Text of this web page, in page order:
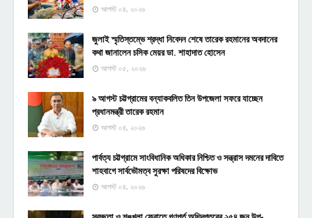
আগস্ট ০৪, ২০২৬
জুলাই স্মৃতিস্তম্ভে শ্রদ্ধা নিবেদন শেষে তারেক রহমানের অবদানের
কথা জানালেন চসিক মেয়র ডা. শাহাদাত হোসেন
আগস্ট ০৫, ২০২৬
৯ আগস্ট চট্টগ্রামের বন্যাকবলিত তিন উপজেলা সফরে যাচ্ছেন
প্রধানমন্ত্রী তারেক রহমান
আগস্ট ০৪, ২০২৬
পার্বত্য চট্টগ্রামে সাংবিধানিক অধিকার নিশ্চিত ও সন্ত্রাস দমনের দাবিতে
শাহবাগে সার্বভৌমত্ব সুরক্ষা পরিষদের বিক্ষোভ
আগস্ট ০৪, ২০২৬